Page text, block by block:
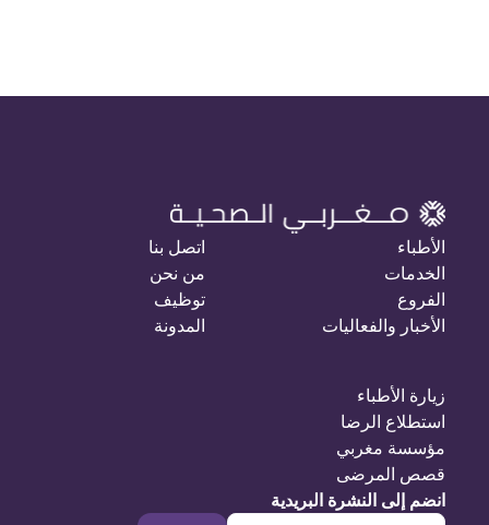
الأطباء
الخدمات
الفروع
الأخبار والفعاليات
اتصل بنا
من نحن
توظيف
المدونة
زيارة الأطباء
استطلاع الرضا
مؤسسة مغربي
قصص المرضى
انضم إلى النشرة البريدية